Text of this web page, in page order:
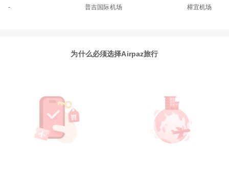
- 普吉国际机场 樟宜机场
为什么必须选择Airpaz旅行